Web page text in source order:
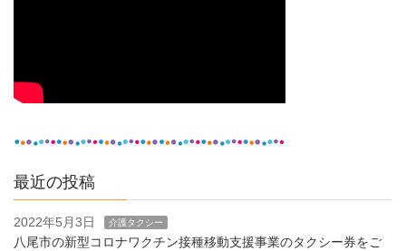
最近の投稿
2022年5月3日 介護タクシー
八尾市の新型コロナワクチン接種移動支援事業のタクシー券をご